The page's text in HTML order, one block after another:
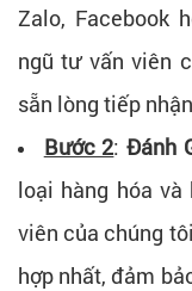
Zalo, Facebook
ngũ tư vấn viên
sẵn lòng tiếp
Bước 2:Đánh
loại hàng hóa và
viên của chúng
hợp nhất, đảm